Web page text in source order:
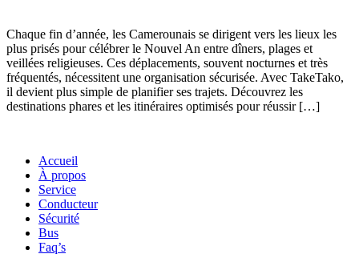
Chaque fin d’année, les Camerounais se dirigent vers les lieux les
plus prisés pour célébrer le Nouvel An entre dîners, plages et
veillées religieuses. Ces déplacements, souvent nocturnes et très
fréquentés, nécessitent une organisation sécurisée. Avec TakeTako,
il devient plus simple de planifier ses trajets. Découvrez les
destinations phares et les itinéraires optimisés pour réussir […]
Accueil
À propos
Service
Conducteur
Sécurité
Bus
Faq’s